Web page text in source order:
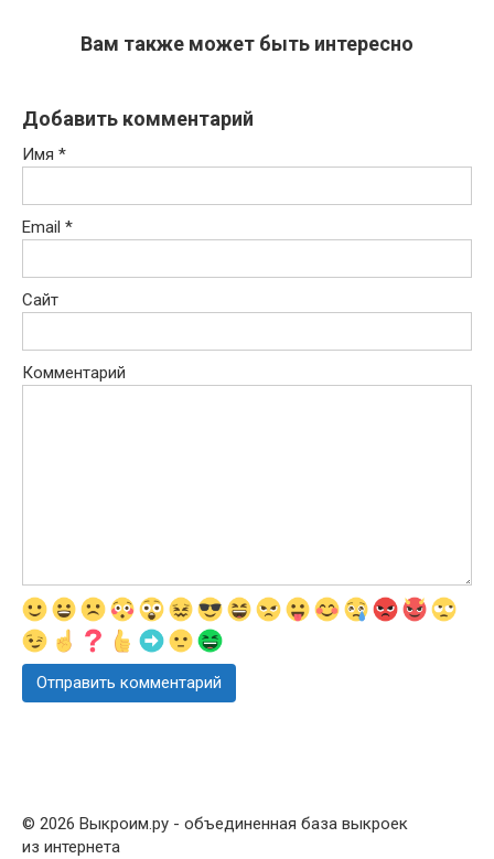
Вам также может быть интересно
Добавить комментарий
Имя *
Email *
Сайт
Комментарий
© 2026 Выкроим.ру - объединенная база выкроек
из интернета